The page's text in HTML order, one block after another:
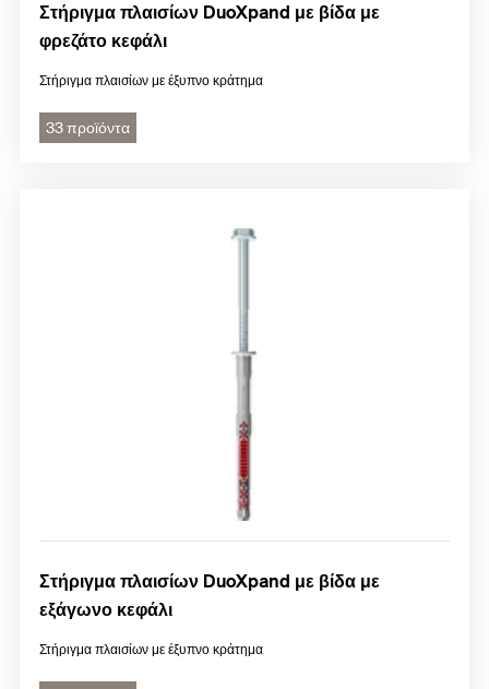
Στήριγμα πλαισίων DuoXpand με βίδα με
φρεζάτο κεφάλι
Στήριγμα πλαισίων με έξυπνο κράτημα
33 προϊόντα
Στήριγμα πλαισίων DuoXpand με βίδα με
εξάγωνο κεφάλι
Στήριγμα πλαισίων με έξυπνο κράτημα